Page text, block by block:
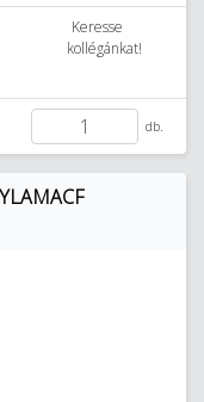
Keresse
kollégánkat!
db.